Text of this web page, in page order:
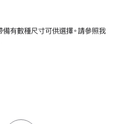
有數種尺寸可供選擇。請參照我